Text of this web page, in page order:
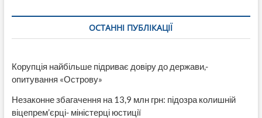
ОСТАННІ ПУБЛІКАЦІЇ
Корупція найбільше підриває довіру до держави,-
опитування «Острову»
Незаконне збагачення на 13,9 млн грн: підозра колишній
віцепрем’єрці- міністерці юстиції